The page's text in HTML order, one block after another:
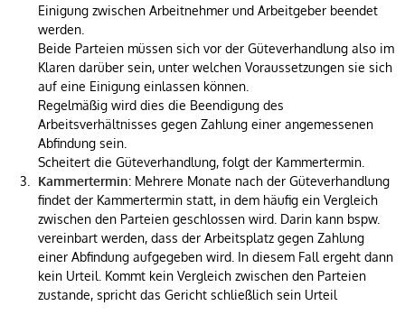
Einigung zwischen Arbeitnehmer und Arbeitgeber beendet
werden.
Beide Parteien müssen sich vor der Güteverhandlung also im
Klaren darüber sein, unter welchen Voraussetzungen sie sich
auf eine Einigung einlassen können.
Regelmäßig wird dies die Beendigung des
Arbeitsverhältnisses gegen Zahlung einer angemessenen
Abfindung sein.
Scheitert die Güteverhandlung, folgt der Kammertermin.
Kammertermin: Mehrere Monate nach der Güteverhandlung
findet der Kammertermin statt, in dem häufig ein Vergleich
zwischen den Parteien geschlossen wird. Darin kann bspw.
vereinbart werden, dass der Arbeitsplatz gegen Zahlung
einer Abfindung aufgegeben wird. In diesem Fall ergeht dann
kein Urteil. Kommt kein Vergleich zwischen den Parteien
zustande, spricht das Gericht schließlich sein Urteil